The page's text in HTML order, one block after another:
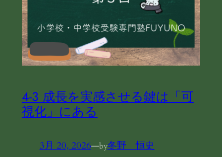
4-3 成長を実感させる鍵は「可
視化」にある
3月 20, 2026—by冬野 恒史